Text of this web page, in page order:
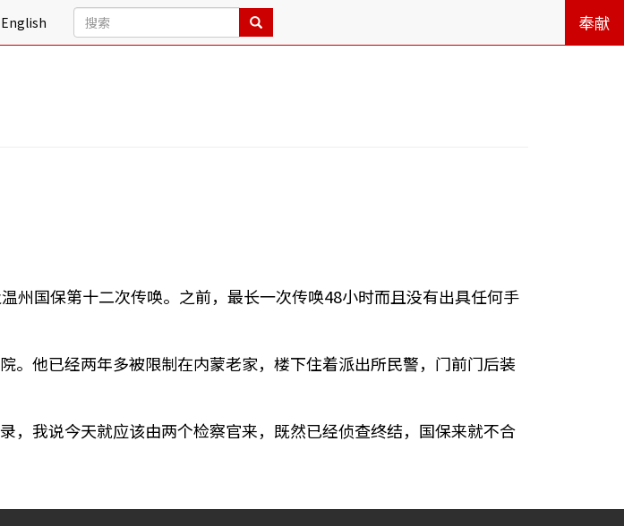
English 奉献
州国保第十二次传唤。之前，最长一次传唤48小时而且没有出具任何手
他已经两年多被限制在内蒙老家，楼下住着派出所民警，门前门后装
，我说今天就应该由两个检察官来，既然已经侦查终结，国保来就不合